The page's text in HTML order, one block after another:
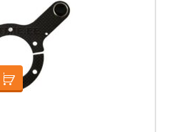
LOE EDASI